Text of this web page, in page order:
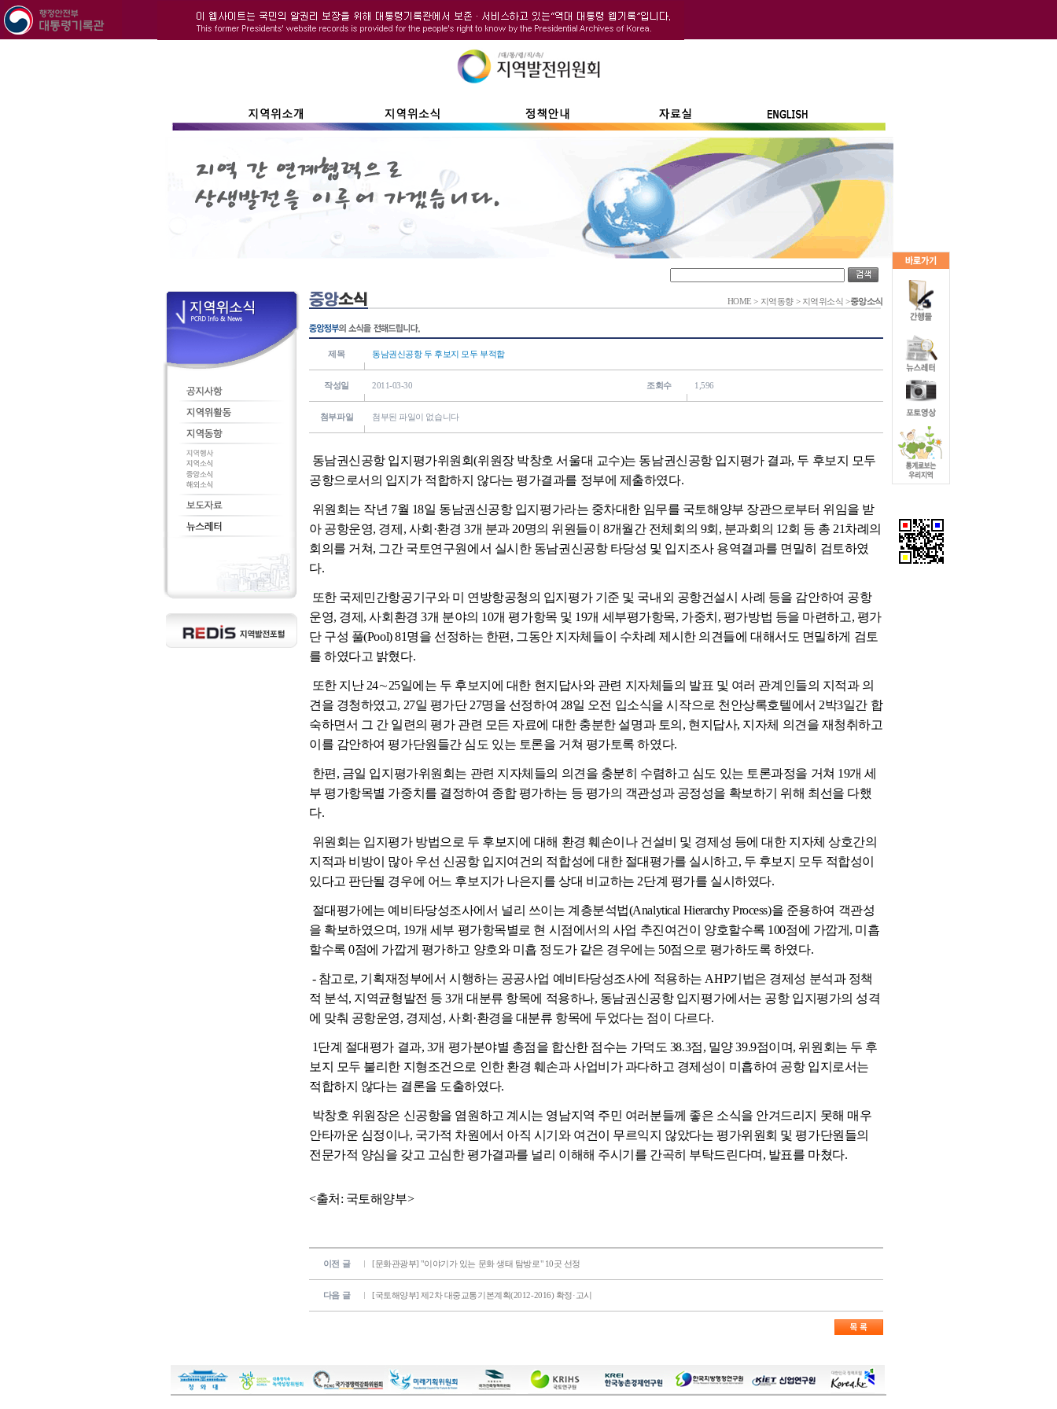
HOME > 지역동향> 지역위소식 >중앙소식
제목 동남권신공항 두 후보지 모두 부적합
작성일 2011-03-30 조회수 1,596
첨부파일 첨부된 파일이 없습니다
이전 글 [문화관광부] "이야기가 있는 문화 생태 탐방로" 10곳 선정
다음 글 [국토해양부] 제2차 대중교통기본계획(2012-2016) 확정·고시
동남권신공항 입지평가위원회(위원장 박창호 서울대 교수)는 동남권신공항 입지평가 결과, 두 후보지 모두
공항으로서의 입지가 적합하지 않다는 평가결과를 정부에 제출하였다.
위원회는 작년 7월 18일 동남권신공항 입지평가라는 중차대한 임무를 국토해양부 장관으로부터 위임을 받
아 공항운영, 경제, 사회·환경 3개 분과 20명의 위원들이 8개월간 전체회의 9회, 분과회의 12회 등 총 21차례의
회의를 거쳐, 그간 국토연구원에서 실시한 동남권신공항 타당성 및 입지조사 용역결과를 면밀히 검토하였
다.
또한 국제민간항공기구와 미 연방항공청의 입지평가 기준 및 국내외 공항건설시 사례 등을 감안하여 공항
운영, 경제, 사회환경 3개 분야의 10개 평가항목 및 19개 세부평가항목, 가중치, 평가방법 등을 마련하고, 평가
단 구성 풀(Pool) 81명을 선정하는 한편, 그동안 지자체들이 수차례 제시한 의견들에 대해서도 면밀하게 검토
를 하였다고 밝혔다.
또한 지난 24∼25일에는 두 후보지에 대한 현지답사와 관련 지자체들의 발표 및 여러 관계인들의 지적과 의
견을 경청하였고, 27일 평가단 27명을 선정하여 28일 오전 입소식을 시작으로 천안상록호텔에서 2박3일간 합
숙하면서 그 간 일련의 평가 관련 모든 자료에 대한 충분한 설명과 토의, 현지답사, 지자체 의견을 재청취하고
이를 감안하여 평가단원들간 심도 있는 토론을 거쳐 평가토록 하였다.
한편, 금일 입지평가위원회는 관련 지자체들의 의견을 충분히 수렴하고 심도 있는 토론과정을 거쳐 19개 세
부 평가항목별 가중치를 결정하여 종합 평가하는 등 평가의 객관성과 공정성을 확보하기 위해 최선을 다했
다.
위원회는 입지평가 방법으로 두 후보지에 대해 환경 훼손이나 건설비 및 경제성 등에 대한 지자체 상호간의
지적과 비방이 많아 우선 신공항 입지여건의 적합성에 대한 절대평가를 실시하고, 두 후보지 모두 적합성이
있다고 판단될 경우에 어느 후보지가 나은지를 상대 비교하는 2단계 평가를 실시하였다.
절대평가에는 예비타당성조사에서 널리 쓰이는 계층분석법(Analytical Hierarchy Process)을 준용하여 객관성
을 확보하였으며, 19개 세부 평가항목별로 현 시점에서의 사업 추진여건이 양호할수록 100점에 가깝게, 미흡
할수록 0점에 가깝게 평가하고 양호와 미흡 정도가 같은 경우에는 50점으로 평가하도록 하였다.
- 참고로, 기획재정부에서 시행하는 공공사업 예비타당성조사에 적용하는 AHP기법은 경제성 분석과 정책
적 분석, 지역균형발전 등 3개 대분류 항목에 적용하나, 동남권신공항 입지평가에서는 공항 입지평가의 성격
에 맞춰 공항운영, 경제성, 사회·환경을 대분류 항목에 두었다는 점이 다르다.
1단계 절대평가 결과, 3개 평가분야별 총점을 합산한 점수는 가덕도 38.3점, 밀양 39.9점이며, 위원회는 두 후
보지 모두 불리한 지형조건으로 인한 환경 훼손과 사업비가 과다하고 경제성이 미흡하여 공항 입지로서는
적합하지 않다는 결론을 도출하였다.
박창호 위원장은 신공항을 염원하고 계시는 영남지역 주민 여러분들께 좋은 소식을 안겨드리지 못해 매우
안타까운 심정이나, 국가적 차원에서 아직 시기와 여건이 무르익지 않았다는 평가위원회 및 평가단원들의
전문가적 양심을 갖고 고심한 평가결과를 널리 이해해 주시기를 간곡히 부탁드린다며, 발표를 마쳤다.
<출처: 국토해양부>